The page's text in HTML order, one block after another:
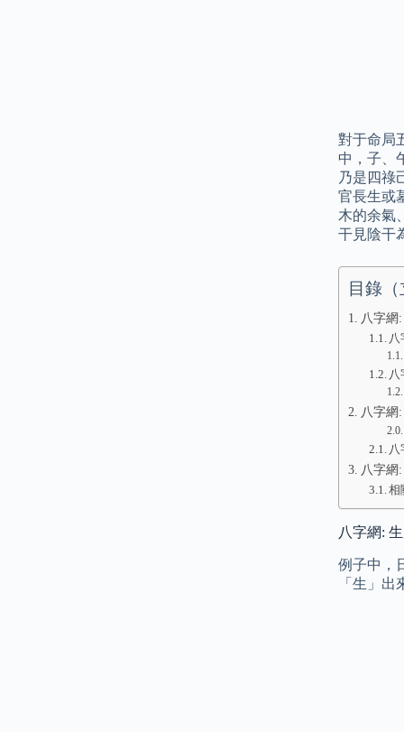
對于命局
中，子、
乃是四祿
官長生或
木的余氣
干見陰干
目錄
八字網
八字網
八字網
相
八字網:
例子中，
「生」